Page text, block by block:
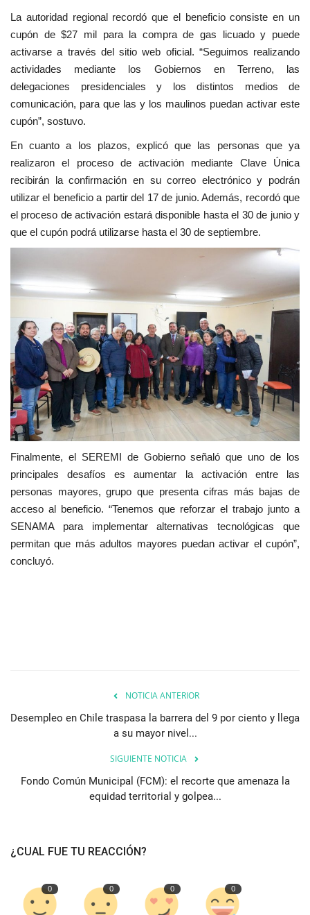
La autoridad regional recordó que el beneficio consiste en un
cupón de $27 mil para la compra de gas licuado y puede
activarse a través del sitio web oficial. “Seguimos realizando
actividades mediante los Gobiernos en Terreno, las
delegaciones presidenciales y los distintos medios de
comunicación, para que las y los maulinos puedan activar este
cupón”, sostuvo.
En cuanto a los plazos, explicó que las personas que ya
realizaron el proceso de activación mediante Clave Única
recibirán la confirmación en su correo electrónico y podrán
utilizar el beneficio a partir del 17 de junio. Además, recordó que
el proceso de activación estará disponible hasta el 30 de junio y
que el cupón podrá utilizarse hasta el 30 de septiembre.
Finalmente, el SEREMI de Gobierno señaló que uno de los
principales desafíos es aumentar la activación entre las
personas mayores, grupo que presenta cifras más bajas de
acceso al beneficio. “Tenemos que reforzar el trabajo junto a
SENAMA para implementar alternativas tecnológicas que
permitan que más adultos mayores puedan activar el cupón”,
concluyó.
NOTICIA ANTERIOR
Desempleo en Chile traspasa la barrera del 9 por ciento y llega
a su mayor nivel...
SIGUIENTE NOTICIA
Fondo Común Municipal (FCM): el recorte que amenaza la
equidad territorial y golpea...
¿CUAL FUE TU REACCIÓN?
0 0 0 0